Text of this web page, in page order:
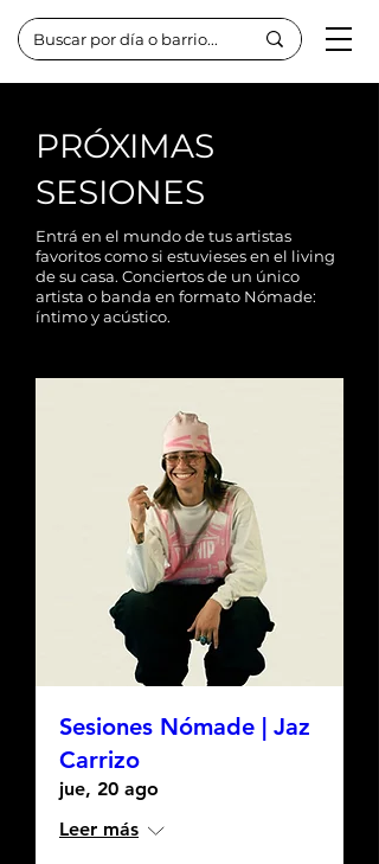
PRÓXIMAS
SESIONES
Entrá en el mundo de tus artistas
favoritos como si estuvieses en el living
de su casa. Conciertos de un único
artista o banda en formato Nómade:
íntimo y acústico.
Sesiones Nómade | Jaz
Carrizo
jue, 20 ago
Leer más